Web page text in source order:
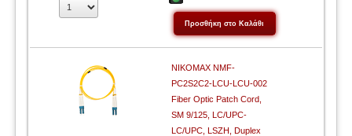
NIKOMAX NMF-
PC2S2C2-LCU-LCU-002
Fiber Optic Patch Cord,
SM 9/125, LC/UPC-
LC/UPC, LSZH, Duplex